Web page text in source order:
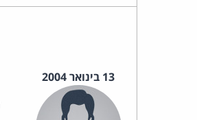
13 בינואר 2004